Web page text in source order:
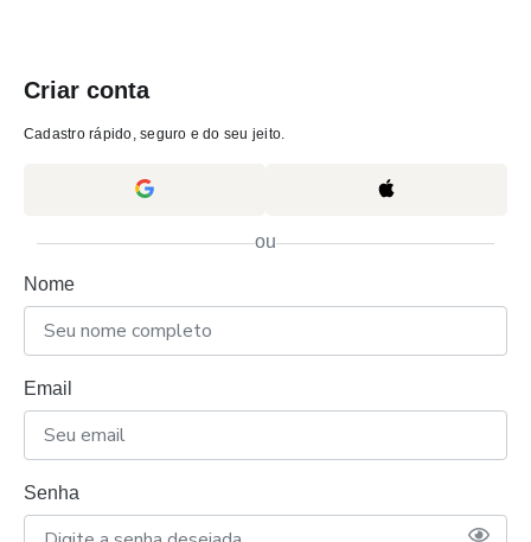
Criar conta
Cadastro rápido, seguro e do seu jeito.
ou
Nome
Email
Senha